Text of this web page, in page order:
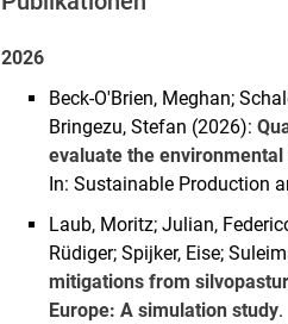
2026
Beck-O'Brien, Meghan;
Bringezu, Stefan (2026):
evaluate the
In: Sustainable Production
Laub, Moritz; Julian,
Rüdiger; Spijker, Eise;
mitigations from
Europe: A simulation study.